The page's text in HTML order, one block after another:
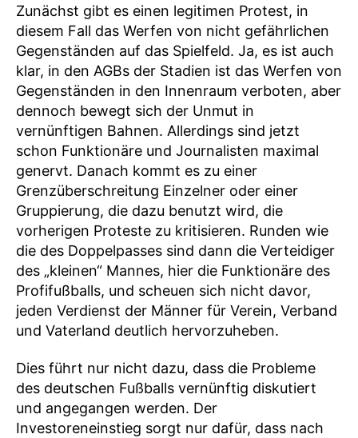
Zunächst gibt es einen legitimen Protest, in
diesem Fall das Werfen von nicht gefährlichen
Gegenständen auf das Spielfeld. Ja, es ist auch
klar, in den AGBs der Stadien ist das Werfen von
Gegenständen in den Innenraum verboten, aber
dennoch bewegt sich der Unmut in
vernünftigen Bahnen. Allerdings sind jetzt
schon Funktionäre und Journalisten maximal
genervt. Danach kommt es zu einer
Grenzüberschreitung Einzelner oder einer
Gruppierung, die dazu benutzt wird, die
vorherigen Proteste zu kritisieren. Runden wie
die des Doppelpasses sind dann die Verteidiger
des „kleinen“ Mannes, hier die Funktionäre des
Profifußballs, und scheuen sich nicht davor,
jeden Verdienst der Männer für Verein, Verband
und Vaterland deutlich hervorzuheben.
Dies führt nur nicht dazu, dass die Probleme
des deutschen Fußballs vernünftig diskutiert
und angegangen werden. Der
Investoreneinstieg sorgt nur dafür, dass nach